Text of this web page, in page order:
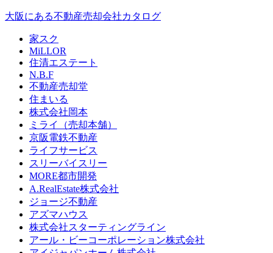
大阪にある不動産売却会社カタログ
家スク
MiLLOR
住清エステート
N.B.F
不動産売却堂
住まいる
株式会社岡本
ミライ（売却本舗）
京阪電鉄不動産
ライフサービス
スリーバイスリー
MORE都市開発
A.RealEstate株式会社
ジョージ不動産
アズマハウス
株式会社スターティングライン
アール・ビーコーポレーション株式会社